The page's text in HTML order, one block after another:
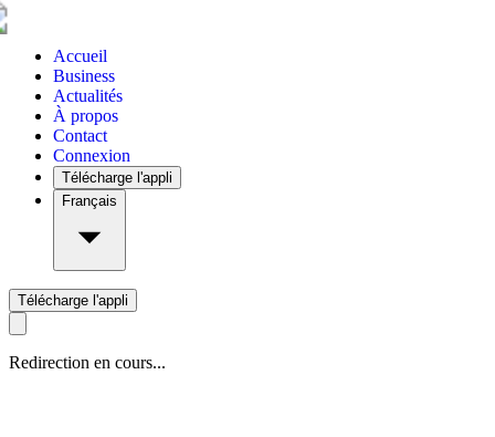
Accueil
Business
Actualités
À propos
Contact
Connexion
Télécharge l'appli
Français
Télécharge l'appli
Redirection en cours...